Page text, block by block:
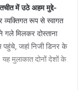
में उठे अहम मुद्दे-
व्यक्तिगत रूप से स्वागत
गले मिलकर दोस्ताना
पहुंचे, जहां निजी डिनर के
यह मुलाकात दोनों देशों के